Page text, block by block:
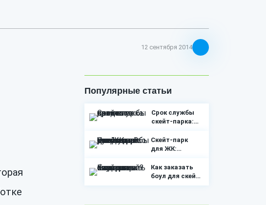
12 сентября 2014
Популярные статьи
Срок службы
скейт-парка:
придется
делать ремонт
Скейт-парк
для ЖК:
Что нужно
учесть, чтобы
Как заказать
боул для скейт